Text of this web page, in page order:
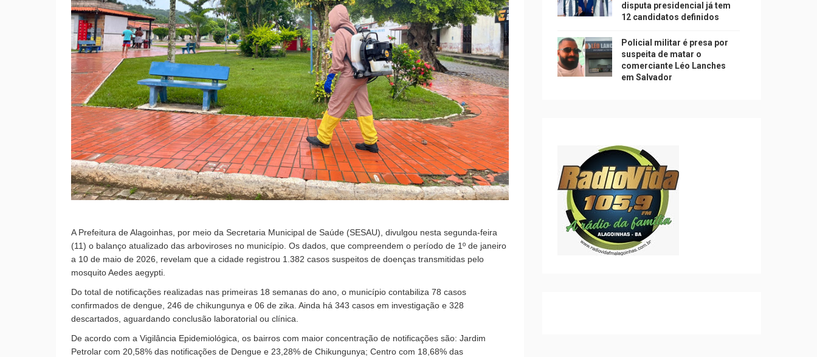
A Prefeitura de Alagoinhas, por meio da Secretaria Municipal de Saúde (SESAU), divulgou nesta segunda-feira
(11) o balanço atualizado das arboviroses no município. Os dados, que compreendem o período de 1º de janeiro
a 10 de maio de 2026, revelam que a cidade registrou 1.382 casos suspeitos de doenças transmitidas pelo
mosquito Aedes aegypti.
Do total de notificações realizadas nas primeiras 18 semanas do ano, o município contabiliza 78 casos
confirmados de dengue, 246 de chikungunya e 06 de zika. Ainda há 343 casos em investigação e 328
descartados, aguardando conclusão laboratorial ou clínica.
De acordo com a Vigilância Epidemiológica, os bairros com maior concentração de notificações são: Jardim
Petrolar com 20,58% das notificações de Dengue e 23,28% de Chikungunya; Centro com 18,68% das
disputa presidencial já tem
12 candidatos definidos
Policial militar é presa por
suspeita de matar o
comerciante Léo Lanches
em Salvador